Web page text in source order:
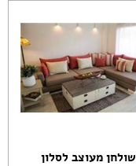
שולחן מעוצב לסלון